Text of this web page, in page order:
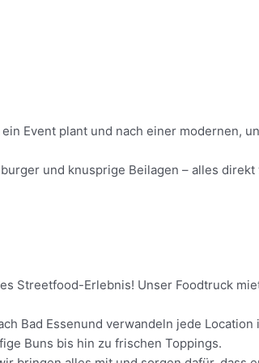
Event plant und nach einer modernen,
und knusprige Beilagen – alles
Streetfood-Erlebnis! Unser Foodtruck
Bad Essenund verwandeln jede
Buns bis hin zu frischen Toppings.